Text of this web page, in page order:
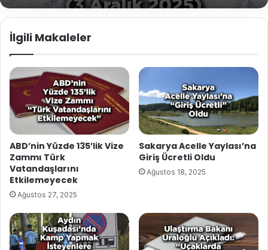
İlgili Makaleler
ABD’nin Yüzde 135’lik Vize
Zammı Türk
Vatandaşlarını
Etkilemeyecek
Ağustos 27, 2025
Sakarya Acelle Yaylası’na
Giriş Ücretli Oldu
Ağustos 18, 2025